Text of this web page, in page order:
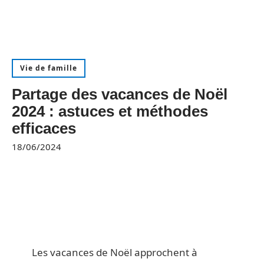
Vie de famille
Partage des vacances de Noël
2024 : astuces et méthodes
efficaces
18/06/2024
Les vacances de Noël approchent à